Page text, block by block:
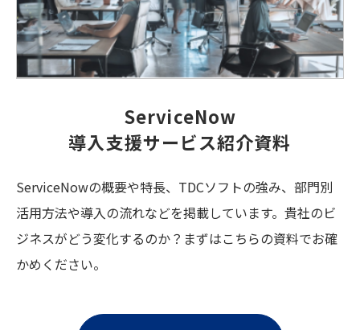
ServiceNow
導入支援サービス紹介資料
ServiceNowの概要や特長、TDCソフトの強み、部門別
活用方法や導入の流れなどを掲載しています。貴社のビ
ジネスがどう変化するのか？まずはこちらの資料でお確
かめください。